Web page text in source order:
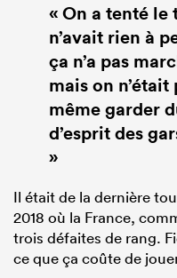
« On a tenté
n’avait rien à
ça n’a pas
mais on
même garder
d’esprit des
»
Il était de la dernière
2018 où la France,
trois défaites de rang.
ce que ça coûte de